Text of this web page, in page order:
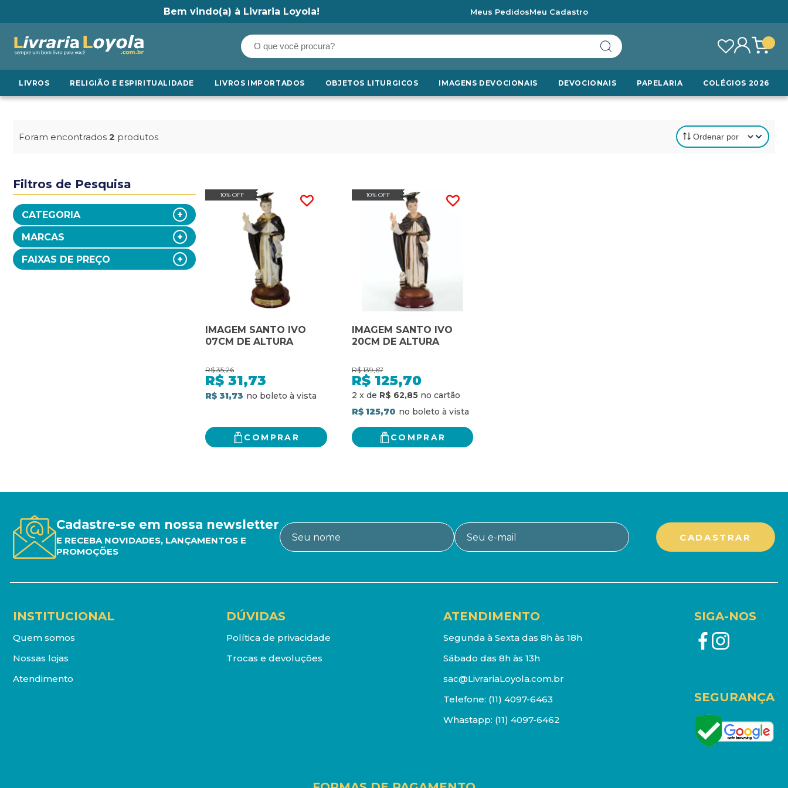
Bem vindo(a) à Livraria Loyola! Meus PedidosMeu Cadastro
LIVROS RELIGIÃO E ESPIRITUALIDADE LIVROS IMPORTADOS OBJETOS LITURGICOS IMAGENS DEVOCIONAIS DEVOCIONAIS PAPELARIA COLÉGIOS 2026
Foram encontrados 2 produtos
Filtros de Pesquisa
CATEGORIA
MARCAS
FAIXAS DE PREÇO
10% OFF
IMAGEM SANTO IVO
07CM DE ALTURA
R$ 35,26
R$ 31,73
R$ 31,73
COMPRAR
10% OFF
IMAGEM SANTO IVO
20CM DE ALTURA
R$ 139,67
R$ 125,70
2 x de R$ 62,85
R$ 125,70
COMPRAR
Cadastre-se em nossa newsletter
E RECEBA NOVIDADES, LANÇAMENTOS E
PROMOÇÕES
INSTITUCIONAL
Quem somos
Nossas lojas
Atendimento
DÚVIDAS
Política de privacidade
Trocas e devoluções
ATENDIMENTO
Segunda à Sexta das 8h às 18h
Sábado das 8h às 13h
sac@LivrariaLoyola.com.br
Telefone: (11) 4097-6463
Whastapp: (11) 4097-6462
SIGA-NOS
SEGURANÇA